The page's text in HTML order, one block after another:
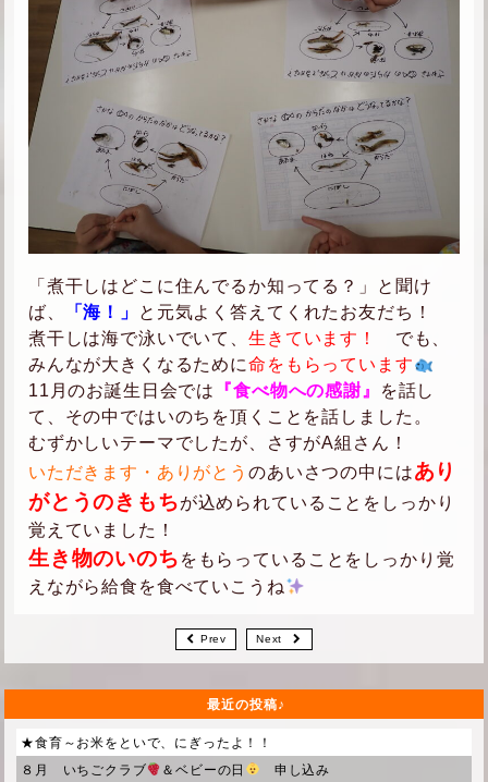
「煮干しはどこに住んでるか知ってる？」と聞け
ば、
「海！」
と元気よく答えてくれたお友だち！
煮干しは海で泳いでいて、 生きています！ でも、
みんなが大きくなるために命をもらっています
11月のお誕生日会では
『食べ物への感謝』
を話し
て、その中ではいのちを頂くことを話しました。
むずかしいテーマでしたが、さすがA組さん！
いただきます・ありがとう のあいさつの中にはあり
がとうのきもちが込められていることをしっかり
覚えていました！
生き物のいのち をもらっていることをしっかり覚
えながら給食を食べていこうね
Prev Next
最近の投稿
★食育～お米をといで、にぎったよ！！
８月 いちごクラブ
＆ベビーの日
申し込み